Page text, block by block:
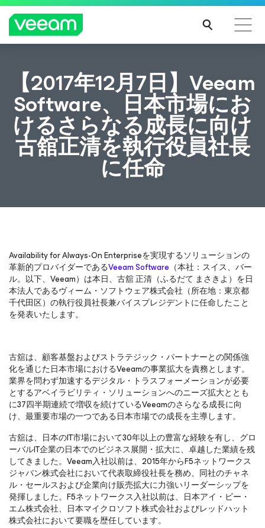
CrowdStrikeのコンテンツ更新によって影響を受け
るお客様向けのVeeamのガイダンス
続き
を読
む
【2017年12月7日】Veeam
Software、日本市場にお
けるさらなる成長に向け
古舘正清を執行役員社長
に任命
Availability for Always-On Enterpriseを実現するソリューションの
革新的プロバイダーであるVeeam Software （本社：スイス、バー
ル。以下、Veeam）は本日、古舘 正清（ふるだて まさきよ）を日
本法人であるヴィーム・ソフトウェア株式会社（所在地：東京都
千代田区）の執行役員社長兼バイスプレジデントに任命したこと
を発表いたします。
古舘は、顧客基盤およびストラテジック・パートナーとの関係強
化を通じた日本市場におけるVeeamの事業拡大を責務とします。
業界を問わず加速するデジタル・トラスフォーメーションが必要
とするアベイラビリティ・ソリューションへのニーズ拡大ととも
に37四半期連続で増収を続けているVeeamのさらなる成長に向
け、最重要市場の一つである日本市場での成長を主導します。
古舘は、日本のIT市場において30年以上の豊富な経験を有し、グロ
ーバルIT企業の日本でのビジネス展開・拡大に、卓越した業績を残
してきました。Veeam入社以前は、2015年からF5ネットワークス
ジャパン株式会社において代表取締役社長を務め、同社のチャネ
ル・セールスおよび企業向け販売拡大に力強いリーダーシップを
発揮しました。F5ネットワークス入社以前は、日本アイ・ビー・
エム株式会社、日本マイクロソフト株式会社およびレッドハット
株式会社において要職を歴任しています。